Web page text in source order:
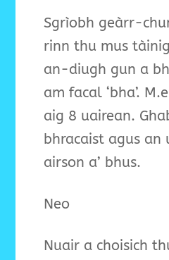
Sgrìobh geàrr-
rinn thu mus
an-diugh gun a
am facal ‘bha’.
aig 8 uairean.
bhracaist agus
airson a’ bhus.
Neo
Nuair a choisich